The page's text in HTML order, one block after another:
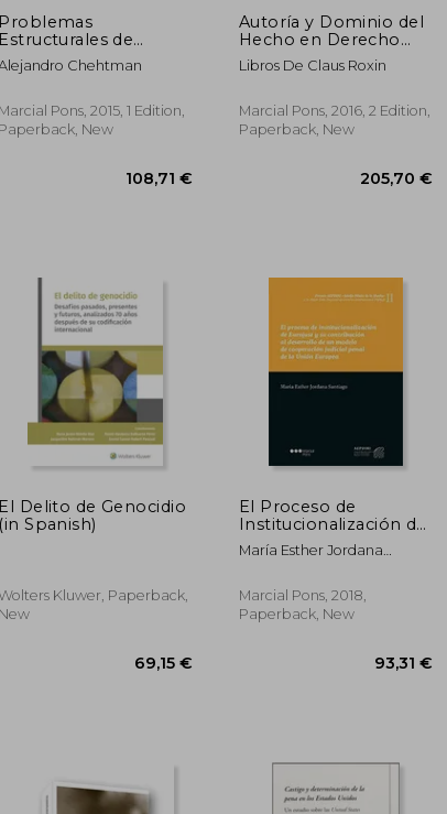
Problemas
Estructurales de
Derecho Penal
(in
Chehtman
Marcial Pons, 2015, 1 Edition,
Paperback, New
108,71 €
Autoría y Dominio del
Hecho en Derecho
Penal (in Spanish)
Libros De Claus Roxin
Marcial Pons, 2016, 2 Edition,
Paperback, New
El Delito de Genocidio
(in Spanish)
Kluwer, Paperback,
New
El Proceso de
Institucionalización de
Eurojust y su
Contribución al
Modelo de
Cooperación Judicial
María Esther Jordana
Marcial Pons, 2018,
Paperback, New